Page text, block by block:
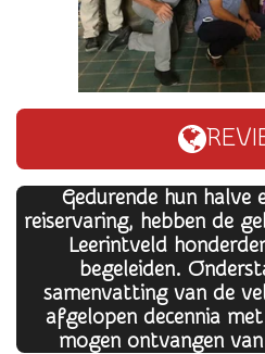
Gedurende hun halve
reiservaring, hebben de
Leerintveld
begeleiden.
samenvatting van de
afgelopen decennia
mogen ontvangen